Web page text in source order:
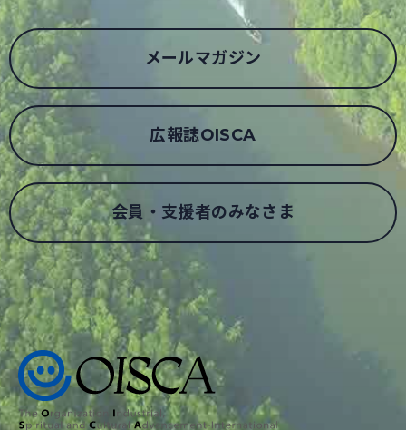
メールマガジン
広報誌OISCA
会員・支援者のみなさま